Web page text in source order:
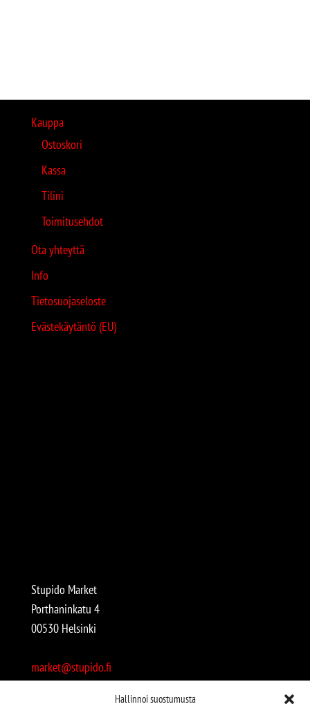
Hallinnoi suostumusta
Kauppa
Ostoskori
Kassa
Tilini
Toimitusehdot
Ota yhteyttä
Info
Tietosuojaseloste
Evästekäytäntö (EU)
Stupido Market
Porthaninkatu 4
00530 Helsinki
market@stupido.fi